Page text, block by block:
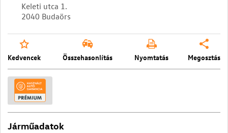
Keleti utca 1.
2040 Budaörs
Kedvencek Összehasonlítás Nyomtatás Megosztás
Járműadatok